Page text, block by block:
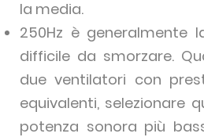
la media.
250Hz è generalmente
difficile da smorzare.
due ventilatori con
equivalenti, selezionare
potenza sonora più